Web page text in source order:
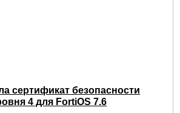
сертификат безопасности
4 для FortiOS 7.6